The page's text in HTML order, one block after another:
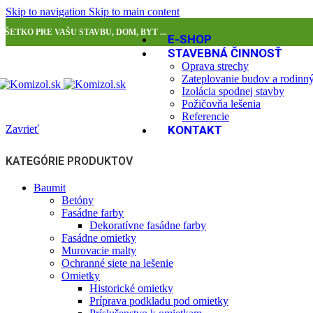
Skip to navigation Skip to main content
PRE VAŠU STAVBU, DOM, BYT ... E-SHOP
STAVEBNÁ ČINNOSŤ
Oprava strechy
Zateplovanie budov a
Izolácia spodnej stavby
Požičovňa lešenia
Referencie
KONTAKT
Zavrieť
KATEGÓRIE PRODUKTOV
Baumit
Betóny
Fasádne farby
Dekoratívne fasádne farby
Fasádne omietky
Murovacie malty
Ochranné siete na lešenie
Omietky
Historické omietky
Príprava podkladu pod omietky